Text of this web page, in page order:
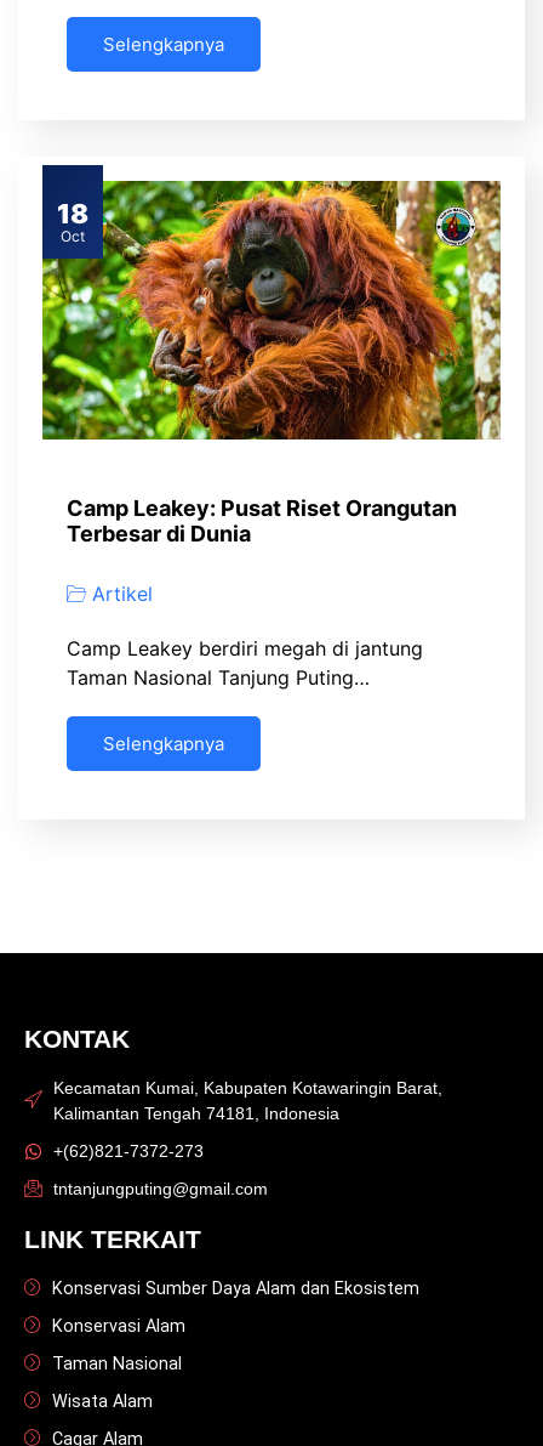
Selengkapnya
18
Oct
Camp Leakey: Pusat Riset Orangutan
Terbesar di Dunia
Artikel
Camp Leakey berdiri megah di jantung
Taman Nasional Tanjung Puting…
Selengkapnya
KONTAK
Kecamatan Kumai, Kabupaten Kotawaringin Barat,
Kalimantan Tengah 74181, Indonesia
+(62)821-7372-273
tntanjungputing@gmail.com
LINK TERKAIT
Konservasi Sumber Daya Alam dan Ekosistem
Konservasi Alam
Taman Nasional
Wisata Alam
Cagar Alam